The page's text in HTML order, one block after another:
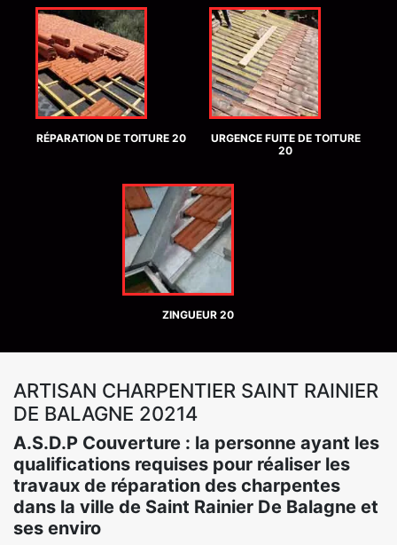
RÉPARATION DE TOITURE 20
URGENCE FUITE DE TOITURE
20
ZINGUEUR 20
ARTISAN CHARPENTIER SAINT RAINIER
DE BALAGNE 20214
A.S.D.P Couverture : la personne ayant les
qualifications requises pour réaliser les
travaux de réparation des charpentes
dans la ville de Saint Rainier De Balagne et
ses enviro